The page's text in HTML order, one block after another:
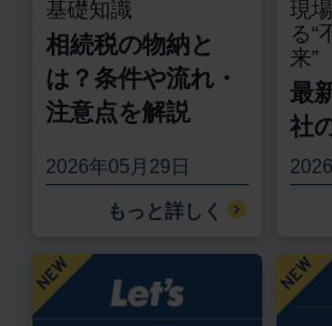
基礎知識
相続税の物納と
は？条件や流れ・
注意点を解説
2026年05月29日
もっと詳しく
現
る“
来”
最
社